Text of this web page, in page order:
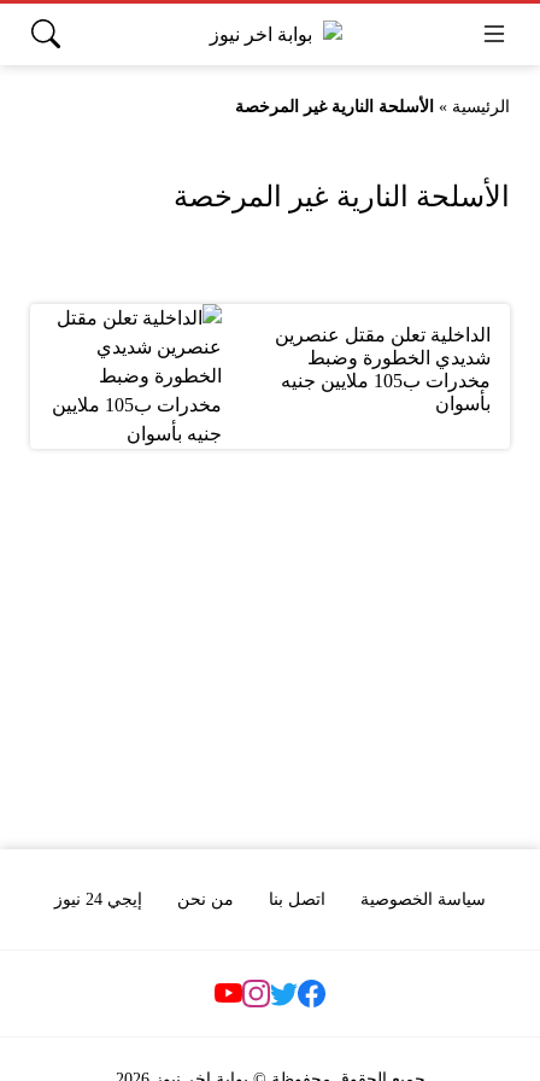
الرئيسية » الأسلحة النارية غير المرخصة
الأسلحة النارية غير المرخصة
الداخلية تعلن مقتل عنصرين
شديدي الخطورة وضبط
مخدرات ب105 ملايين جنيه
بأسوان
سياسة الخصوصية اتصل بنا من نحن إيجي 24 نيوز
Social Links